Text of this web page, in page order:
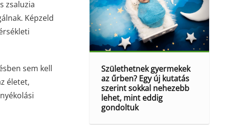
zsaluzia
Képzeld
sem kell
életet,
Születhetnek gyermekek
az űrben? Egy új kutatás
szerint sokkal nehezebb
lehet, mint eddig
gondoltuk